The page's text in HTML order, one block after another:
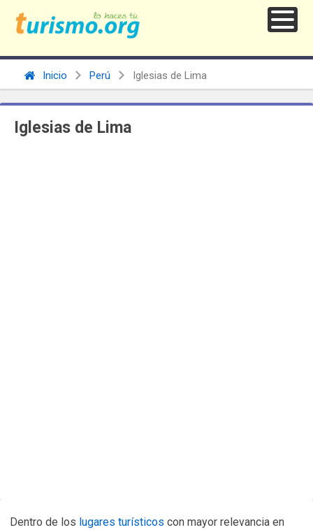
Inicio Perú Iglesias de Lima
Iglesias de Lima
Dentro de los lugares turísticos con mayor relevancia en